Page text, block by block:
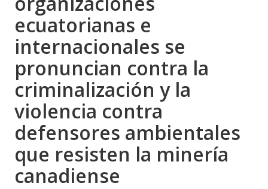
ecuatorianas e
internacionales se
pronuncian contra la
criminalización y la
violencia contra
defensores ambientales
que resisten la minería
canadiense